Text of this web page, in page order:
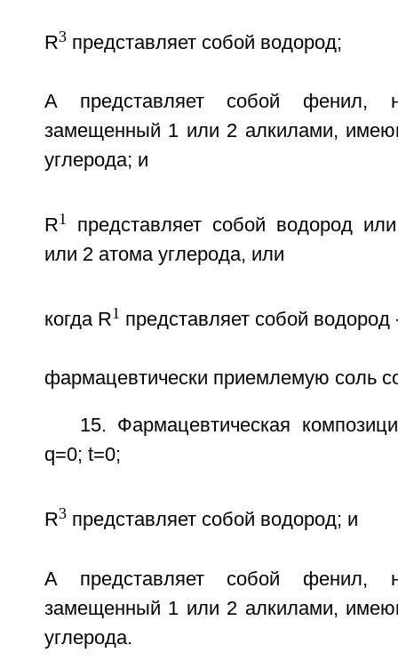
R3представляет собой водород;
A представляет собой фенил,
замещенный 1 или 2 алкилами,
углерода; и
R1
представляет собой водород
или 2 атома углерода, или
когда R1 представляет собой водород
фармацевтически приемлемую соль
15. Фармацевтическая
q=0; t=0;
R3представляет собой водород; и
A представляет собой фенил,
замещенный 1 или 2 алкилами,
углерода.